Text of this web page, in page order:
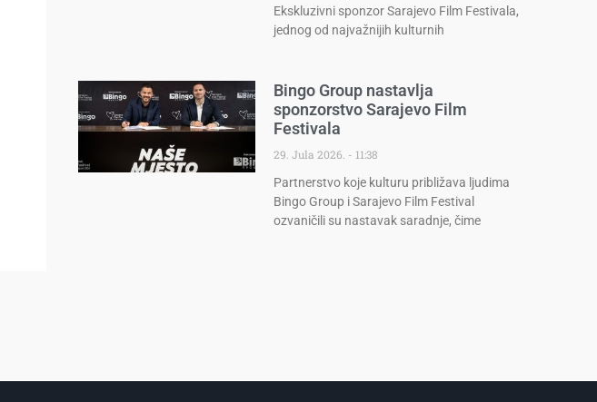
Ekskluzivni sponzor Sarajevo Film Festivala,
jednog od najvažnijih kulturnih
Bingo Group nastavlja
sponzorstvo Sarajevo Film
Festivala
29. Jula 2026.
11:38
Partnerstvo koje kulturu približava ljudima
Bingo Group i Sarajevo Film Festival
ozvaničili su nastavak saradnje, čime